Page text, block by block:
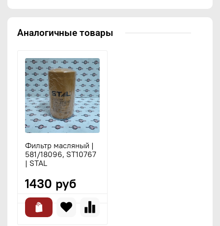
Аналогичные товары
Фильтр масляный |
581/18096, ST10767
| STAL
1430 руб